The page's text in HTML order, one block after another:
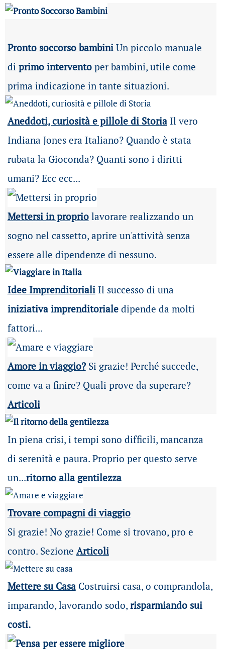
Pronto soccorso bambiniUn piccolo manuale
di primo interventoper bambini, utile come
prima indicazione in tante situazioni.
Aneddoti, curiosità e pillole di Storia Il vero
Indiana Jones era Italiano? Quando è stata
rubata la Gioconda? Quanti sono i diritti
umani? Ecc ecc...
Mettersi in propriolavorare realizzando un
sogno nel cassetto, aprire un'attività senza
essere alle dipendenze di nessuno.
Idee ImprenditorialiIl successo di una
iniziativa imprenditorialedipende da molti
fattori...
Amore in viaggio?Si grazie! Perché succede,
come va a finire? Quali prove da superare?
Articoli
In piena crisi, i tempi sono difficili, mancanza
di serenità e paura. Proprio per questo serve
un...ritorno alla gentilezza
Trovare compagni di viaggio
Si grazie! No grazie! Come si trovano, pro e
contro. Sezione Articoli
Mettere su Casa Costruirsi casa, o comprandola,
imparando, lavorando sodo, risparmiando sui
costi.